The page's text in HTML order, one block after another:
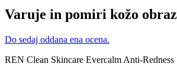
Varuje in pomiri kožo
Do sedaj oddana ena ocena.
REN Clean Skincare Evercalm Anti-Redness